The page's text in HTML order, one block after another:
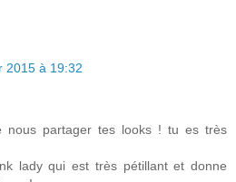
2015 à 19:32
nous partager tes looks ! tu es très
lady qui est très pétillant et donne